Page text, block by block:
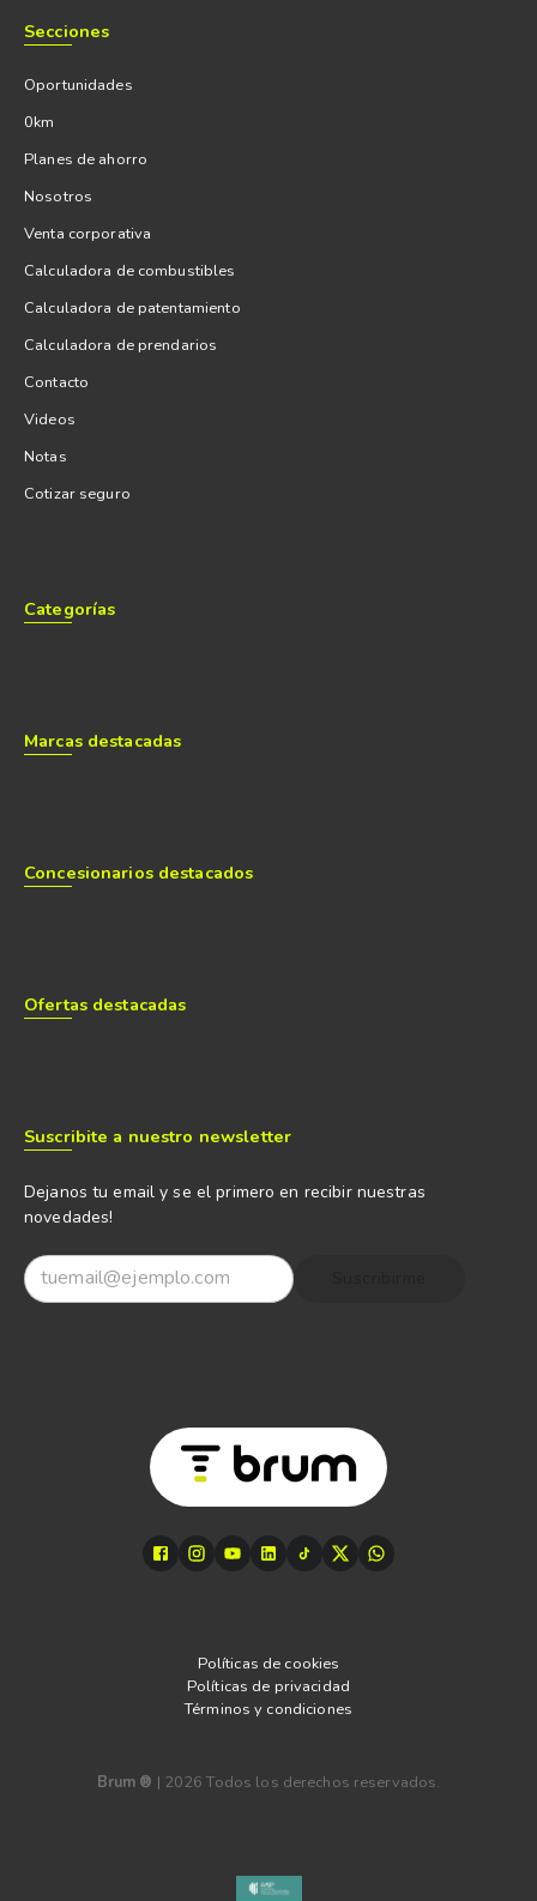
Secciones
Oportunidades
0km
Planes de ahorro
Nosotros
Venta corporativa
Calculadora de combustibles
Calculadora de patentamiento
Calculadora de prendarios
Contacto
Videos
Notas
Cotizar seguro
Categorías
Marcas destacadas
Concesionarios destacados
Ofertas destacadas
Suscribite a nuestro newsletter
Dejanos tu email y se el primero en recibir nuestras
novedades!
Políticas de cookies
Políticas de privacidad
Términos y condiciones
Brum ® | 2026 Todos los derechos reservados.